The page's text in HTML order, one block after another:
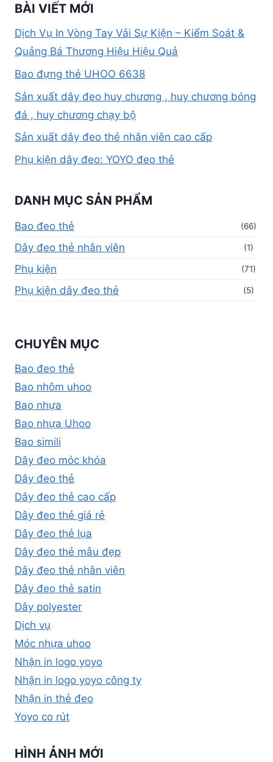
BÀI VIẾT MỚI
Dịch Vụ In Vòng Tay Vải Sự Kiện – Kiểm Soát &
Quảng Bá Thương Hiệu Hiệu Quả
Bao đựng thẻ UHOO 6638
Sản xuất dây đeo huy chương , huy chương bóng
đá , huy chương chạy bộ
Sản xuất dây đeo thẻ nhân viên cao cấp
Phụ kiện dây đeo: YOYO đeo thẻ
DANH MỤC SẢN PHẨM
Bao đeo thẻ (66)
Dây đeo thẻ nhân viên (1)
Phụ kiện (71)
Phụ kiện dây đeo thẻ (5)
CHUYÊN MỤC
Bao đeo thẻ
Bao nhôm uhoo
Bao nhựa
Bao nhựa Uhoo
Bao simili
Dây đeo móc khóa
Dây đeo thẻ
Dây đeo thẻ cao cấp
Dây đeo thẻ giá rẻ
Dây đeo thẻ lụa
Dây đeo thẻ mẫu đẹp
Dây đeo thẻ nhân viên
Dây đeo thẻ satin
Dây polyester
Dịch vụ
Móc nhựa uhoo
Nhận in logo yoyo
Nhận in logo yoyo công ty
Nhận in thẻ đeo
Yoyo co rút
HÌNH ẢNH MỚI